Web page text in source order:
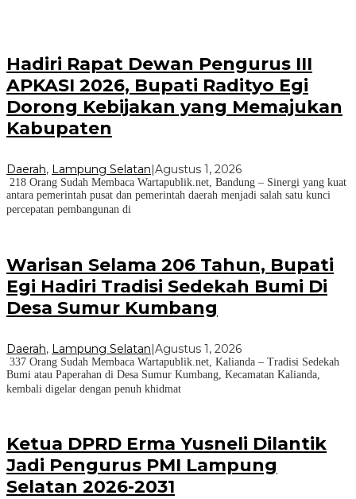
Hadiri Rapat Dewan Pengurus III
APKASI 2026, Bupati Radityo Egi
Dorong Kebijakan yang Memajukan
Kabupaten
Daerah, Lampung Selatan Agustus 1, 2026
218 Orang Sudah Membaca Wartapublik.net, Bandung – Sinergi yang kuat
antara pemerintah pusat dan pemerintah daerah menjadi salah satu kunci
percepatan pembangunan di
Warisan Selama 206 Tahun, Bupati
Egi Hadiri Tradisi Sedekah Bumi Di
Desa Sumur Kumbang
Daerah, Lampung Selatan|Agustus 1, 2026
337 Orang Sudah Membaca Wartapublik.net, Kalianda – Tradisi Sedekah
Bumi atau Paperahan di Desa Sumur Kumbang, Kecamatan Kalianda,
kembali digelar dengan penuh khidmat
Ketua DPRD Erma Yusneli Dilantik
Jadi Pengurus PMI Lampung
Selatan 2026-2031